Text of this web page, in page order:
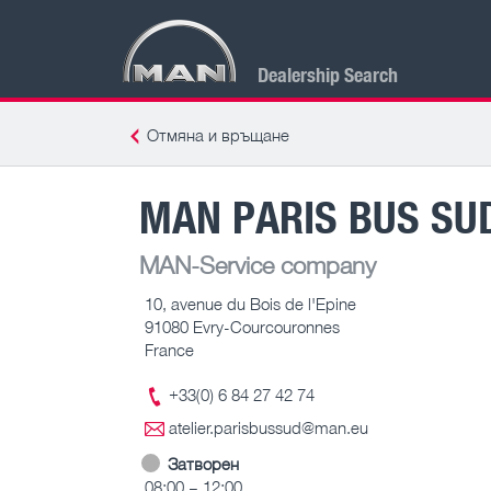
Dealership Search
Отмяна и връщане
MAN PARIS BUS
MAN-Service company
10, avenue du Bois de l'Epine
91080 Evry-Courcouronnes
France
+33(0) 6 84 27 42 74
atelier.parisbussud@man.eu
Затворен
08:00 – 12:00